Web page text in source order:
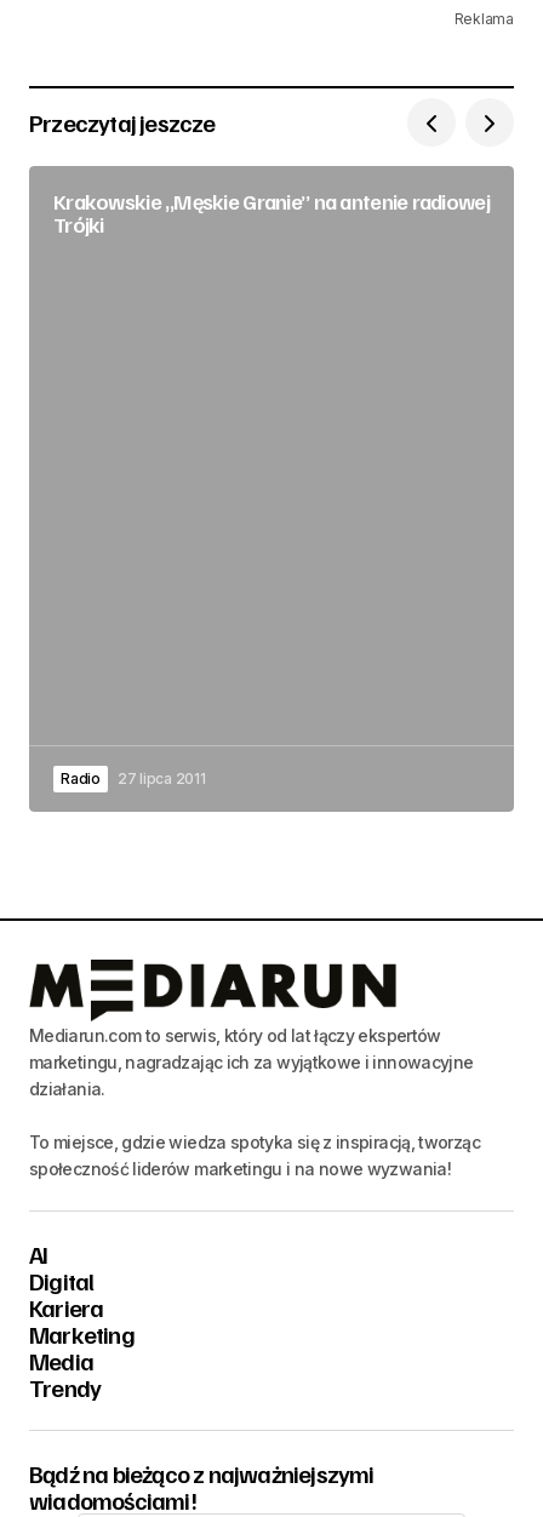
Reklama
Przeczytaj jeszcze
Krakowskie „Męskie Granie” na antenie radiowej
Trójki
Radio 27 lipca 2011
Mediarun.com to serwis, który od lat łączy ekspertów
marketingu, nagradzając ich za wyjątkowe i innowacyjne
działania.
To miejsce, gdzie wiedza spotyka się z inspiracją, tworząc
społeczność liderów marketingu i na nowe wyzwania!
AI
Digital
Kariera
Marketing
Media
Trendy
Bądź na bieżąco z najważniejszymi
wiadomościami!